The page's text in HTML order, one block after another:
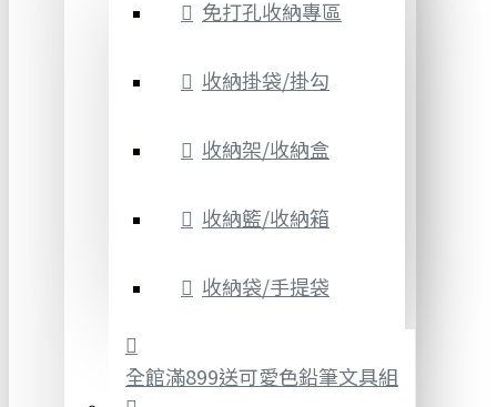
免打孔收納專區
收納掛袋/掛勾
收納架/收納盒
收納籃/收納箱
收納袋/手提袋
全館滿899送可愛色鉛筆文具組